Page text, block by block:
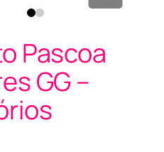
Pascoa
GG –